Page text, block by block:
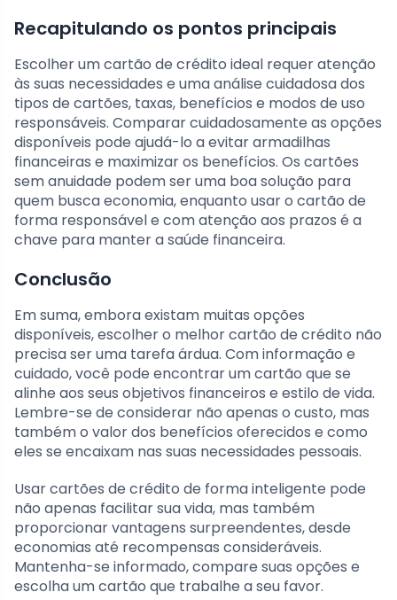
Recapitulando os pontos principais
Escolher um cartão de crédito ideal requer atenção
às suas necessidades e uma análise cuidadosa dos
tipos de cartões, taxas, benefícios e modos de uso
responsáveis. Comparar cuidadosamente as opções
disponíveis pode ajudá-lo a evitar armadilhas
financeiras e maximizar os benefícios. Os cartões
sem anuidade podem ser uma boa solução para
quem busca economia, enquanto usar o cartão de
forma responsável e com atenção aos prazos é a
chave para manter a saúde financeira.
Conclusão
Em suma, embora existam muitas opções
disponíveis, escolher o melhor cartão de crédito não
precisa ser uma tarefa árdua. Com informação e
cuidado, você pode encontrar um cartão que se
alinhe aos seus objetivos financeiros e estilo de vida.
Lembre-se de considerar não apenas o custo, mas
também o valor dos benefícios oferecidos e como
eles se encaixam nas suas necessidades pessoais.
Usar cartões de crédito de forma inteligente pode
não apenas facilitar sua vida, mas também
proporcionar vantagens surpreendentes, desde
economias até recompensas consideráveis.
Mantenha-se informado, compare suas opções e
escolha um cartão que trabalhe a seu favor.